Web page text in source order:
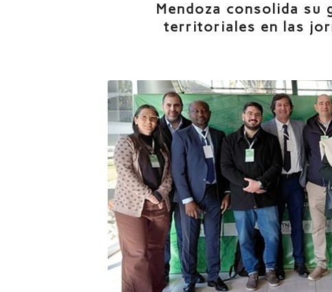
Mendoza consolida su
territoriales en las